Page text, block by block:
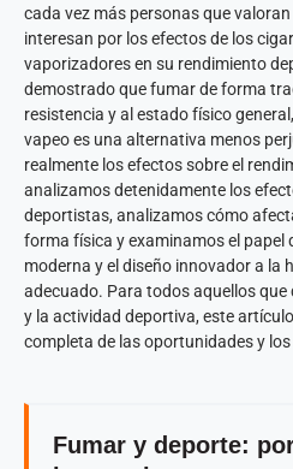
cada vez más personas que
interesan por los efectos de los
vaporizadores en su rendimiento
demostrado que fumar de forma
resistencia y al estado físico
vapeo es una alternativa menos
realmente los efectos sobre el
analizamos detenidamente los
deportistas, analizamos cómo
forma física y examinamos el papel
moderna y el diseño innovador a la
adecuado. Para todos aquellos que
y la actividad deportiva, este
completa de las oportunidades y
Fumar y deporte: